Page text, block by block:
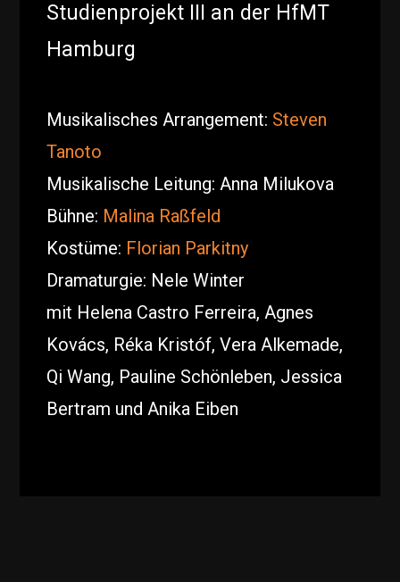
Studienprojekt III an der HfMT
Hamburg
Musikalisches Arrangement: Steven
Tanoto
Musikalische Leitung: Anna Milukova
Bühne: Malina Raßfeld
Kostüme: Florian Parkitny
Dramaturgie: Nele Winter
mit Helena Castro Ferreira, Agnes
Kovács, Réka Kristóf, Vera Alkemade,
Qi Wang, Pauline Schönleben, Jessica
Bertram und Anika Eiben